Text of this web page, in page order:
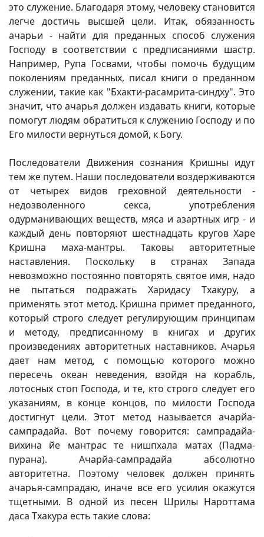
это служение. Благодаря этому, человеку становится
легче достичь высшей цели. Итак, обязанность
ачарьи - найти для преданных способ служения
Господу в соответствии с предписаниями шастр.
Например, Рупа Госвами, чтобы помочь будущим
поколениям преданных, писал книги о преданном
служении, такие как "Бхакти-расамрита-синдху". Это
значит, что ачарья должен издавать книги, которые
помогут людям обратиться к служению Господу и по
Его милости вернуться домой, к Богу.
Последователи Движения сознания Кришны идут
тем же путем. Наши последователи воздерживаются
от четырех видов греховной деятельности -
недозволенного секса, употребления
одурманивающих веществ, мяса и азартных игр - и
каждый день повторяют шестнадцать кругов Харе
Кришна маха-мантры. Таковы авторитетные
наставления. Поскольку в странах Запада
невозможно постоянно повторять святое имя, надо
не пытаться подражать Харидасу Тхакуру, а
применять этот метод. Кришна примет преданного,
который строго следует регулирующим принципам
и методу, предписанному в книгах и других
произведениях авторитетных наставников. Ачарья
дает нам метод, с помощью которого можно
пересечь океан неведения, взойдя на корабль,
лотосных стоп Господа, и те, кто строго следует его
указаниям, в конце концов, по милости Господа
достигнут цели. Этот метод называется ачарйа-
сампрадайа. Вот почему говорится: сампрадайа-
вихина йе мантрас те нишпхала матах (Падма-
пурана). Ачарйа-сампрадайа абсолютно
авторитетна. Поэтому человек должен принять
ачарья-сампрадаю, иначе все его усилия окажутся
тщетными. В одной из песен Шрилы Нароттама
даса Тхакура есть такие слова: